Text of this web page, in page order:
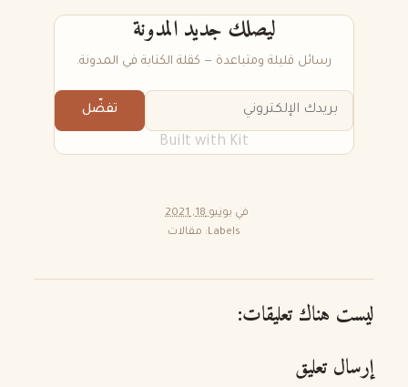
ليصلك جديد المدونة
رسائل قليلة ومتباعدة — كقلة الكتابة في المدونة.
تفضّل
Built with Kit
في يونيو 18, 2021
Labels:
مقالات
ليست هناك تعليقات:
إرسال تعليق